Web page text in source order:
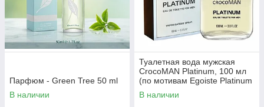
Парфюм - Green Tree 50 ml
В наличии
Туалетная вода мужская
CrocoMAN Platinum, 100 мл
(по мотивам Egoiste Platinum
(Chanel)
В наличии